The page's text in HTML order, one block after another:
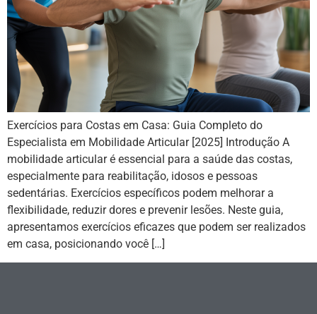
Exercícios para Costas em Casa: Guia Completo do
Especialista em Mobilidade Articular [2025] Introdução A
mobilidade articular é essencial para a saúde das costas,
especialmente para reabilitação, idosos e pessoas
sedentárias. Exercícios específicos podem melhorar a
flexibilidade, reduzir dores e prevenir lesões. Neste guia,
apresentamos exercícios eficazes que podem ser realizados
em casa, posicionando você […]